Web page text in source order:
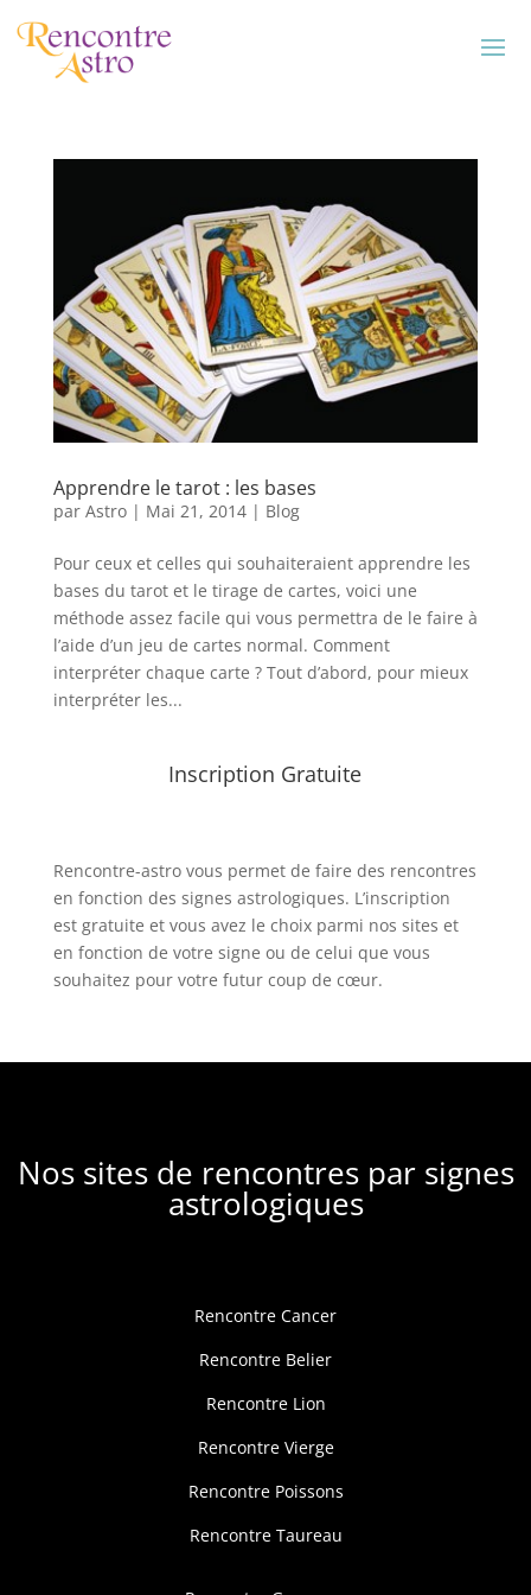
Apprendre le tarot : les bases
par Astro| Mai 21, 2014| Blog
Pour ceux et celles qui souhaiteraient apprendre les
bases du tarot et le tirage de cartes, voici une
méthode assez facile qui vous permettra de le faire à
l’aide d’un jeu de cartes normal. Comment
interpréter chaque carte ? Tout d’abord, pour mieux
interpréter les...
Inscription Gratuite
Rencontre-astrovous permet de faire des rencontres
en fonction des signes astrologiques. L’inscription
est gratuite et vous avez le choix parmi nos sites et
en fonction de votre signe ou de celui que vous
souhaitez pour votre futur coup de cœur.
Nos sites de rencontres par signes
astrologiques
Rencontre Cancer
Rencontre Belier
Rencontre Lion
Rencontre Vierge
Rencontre Poissons
Rencontre Taureau